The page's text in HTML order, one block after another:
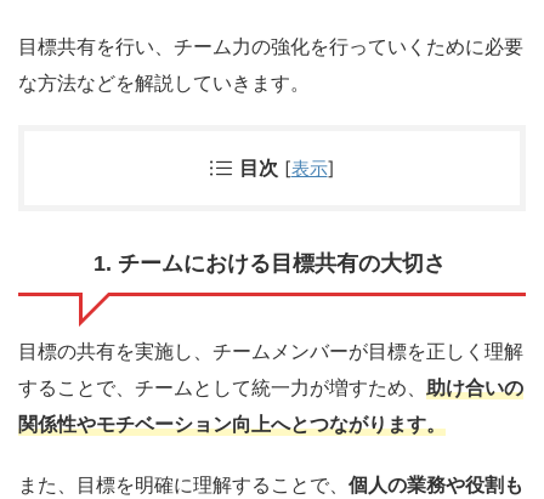
目標共有を行い、 チーム力の強化を行っていくために必要
な方法などを解説していきます。
目次 [表示]
1. チームにおける目標共有の大切さ
目標の共有を実施し、チームメンバーが目標を正しく理解
することで、チームとして統一力が増すため、 助け合いの
関係性やモチベーション向上へとつながります。
また、目標を明確に理解することで、 個人の業務や役割も